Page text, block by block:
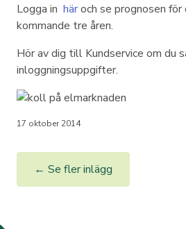
KUNDTJÄNST
PRODUCERA EL
FAKTURAINFORMATION
KONTAKT
Logga in häroch se prognosen
kommande tre åren.
Hör av dig till Kundservice om du
inloggningsuppgifter.
17 oktober 2014
← Se fler inlägg